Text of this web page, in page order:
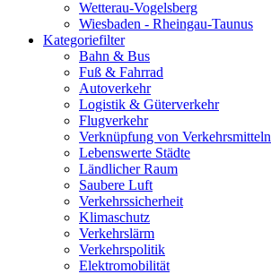
Wetterau-Vogelsberg
Wiesbaden - Rheingau-Taunus
Kategoriefilter
Bahn & Bus
Fuß & Fahrrad
Autoverkehr
Logistik & Güterverkehr
Flugverkehr
Verknüpfung von Verkehrsmitteln
Lebenswerte Städte
Ländlicher Raum
Saubere Luft
Verkehrssicherheit
Klimaschutz
Verkehrslärm
Verkehrspolitik
Elektromobilität